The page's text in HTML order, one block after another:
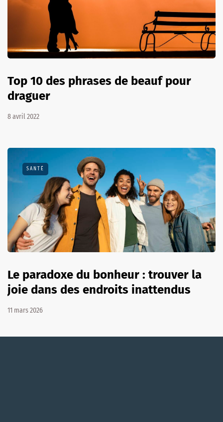
Top 10 des phrases de beauf pour
draguer
8 avril 2022
SANTÉ
Le paradoxe du bonheur : trouver la
joie dans des endroits inattendus
11 mars 2026